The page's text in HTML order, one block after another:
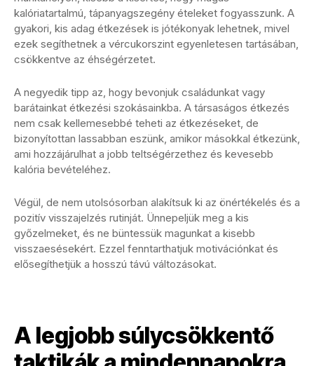
kalóriatartalmú, tápanyagszegény ételeket fogyasszunk. A
gyakori, kis adag étkezések is jótékonyak lehetnek, mivel
ezek segíthetnek a vércukorszint egyenletesen tartásában,
csökkentve az éhségérzetet.
A negyedik tipp az, hogy bevonjuk családunkat vagy
barátainkat étkezési szokásainkba. A társaságos étkezés
nem csak kellemesebbé teheti az étkezéseket, de
bizonyítottan lassabban eszünk, amikor másokkal étkezünk,
ami hozzájárulhat a jobb teltségérzethez és kevesebb
kalória bevételéhez.
Végül, de nem utolsósorban alakítsuk ki az önértékelés és a
pozitív visszajelzés rutinját. Ünnepeljük meg a kis
győzelmeket, és ne büntessük magunkat a kisebb
visszaesésekért. Ezzel fenntarthatjuk motivációnkat és
elősegíthetjük a hosszú távú változásokat.
A legjobb súlycsökkentő